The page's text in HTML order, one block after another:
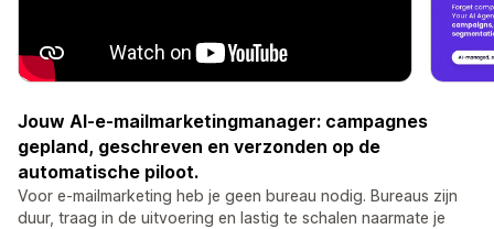
Jouw AI-e-mailmarketingmanager: campagnes
gepland, geschreven en verzonden op de
automatische piloot.
Voor e-mailmarketing heb je geen bureau nodig. Bureaus zijn
duur, traag in de uitvoering en lastig te schalen naarmate je